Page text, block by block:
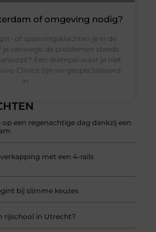
een regenachtige dag dankzij een
met een 4-rails
bij slimme keuzes
rijschool in Utrecht?
of omgeving nodig?
of spanningsklachten je in de
je vanwege de problemen steeds
Een drempel waar je niet
Clinics zijn we gespecialiseerd
in